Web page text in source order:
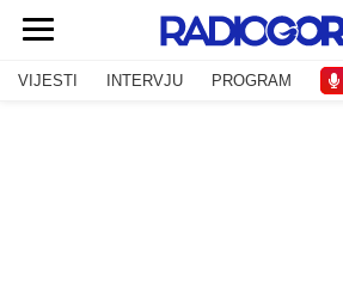
VIJESTI INTERVJU PROGRAM